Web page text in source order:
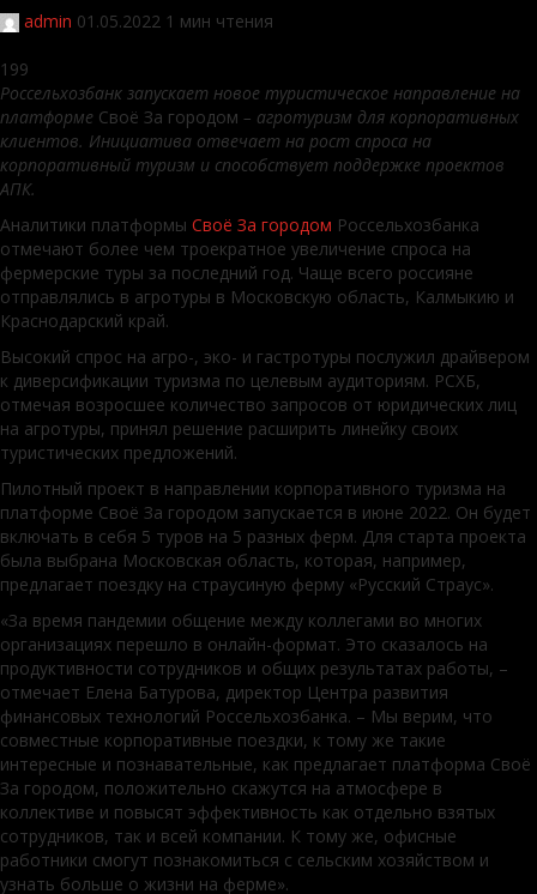
admin 01.05.2022 1 мин чтения
199
Россельхозбанк запускает новое туристическое направление на
платформе Своё За городом – агротуризм для корпоративных
клиентов. Инициатива отвечает на рост спроса на
корпоративный туризм и способствует поддержке проектов
АПК.
Аналитики платформы Своё За городом Россельхозбанка
отмечают более чем троекратное увеличение спроса на
фермерские туры за последний год. Чаще всего россияне
отправлялись в агротуры в Московскую область, Калмыкию и
Краснодарский край.
Высокий спрос на агро-, эко­- и гастротуры послужил драйвером
к диверсификации туризма по целевым аудиториям. РСХБ,
отмечая возросшее количество запросов от юридических лиц
на агротуры, принял решение расширить линейку своих
туристических предложений.
Пилотный проект в направлении корпоративного туризма на
платформе Своё За городом запускается в июне 2022. Он будет
включать в себя 5 туров на 5 разных ферм. Для старта проекта
была выбрана Московская область, которая, например,
предлагает поездку на страусиную ферму «Русский Страус».
«За время пандемии общение между коллегами во многих
организациях перешло в онлайн-формат. Это сказалось на
продуктивности сотрудников и общих результатах работы, –
отмечает Елена Батурова, директор Центра развития
финансовых технологий Россельхозбанка. – Мы верим, что
совместные корпоративные поездки, к тому же такие
интересные и познавательные, как предлагает платформа Своё
За городом, положительно скажутся на атмосфере в
коллективе и повысят эффективность как отдельно взятых
сотрудников, так и всей компании. К тому же, офисные
работники смогут познакомиться с сельским хозяйством и
узнать больше о жизни на ферме».